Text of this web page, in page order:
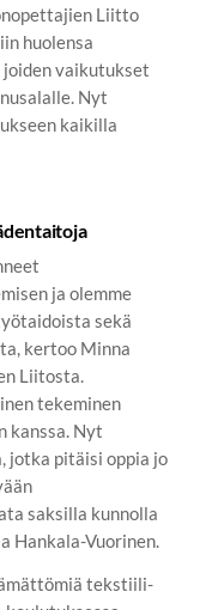
Liitto
huolensa
vaikutukset
Nyt
kaikilla
ja olemme
sekä
kertoo Minna
Liitosta.
tekeminen
kanssa. Nyt
jotka pitäisi oppia jo
saksilla kunnolla
Hankala-Vuorinen.
tekstiili-